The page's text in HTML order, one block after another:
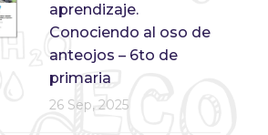
aprendizaje.
Conociendo al oso de
anteojos – 6to de
primaria
26 Sep, 2025